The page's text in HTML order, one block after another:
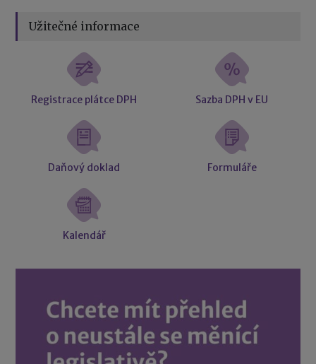
Užitečné informace
Registrace plátce DPH Sazba DPH v EU
Daňový doklad Formuláře
Kalendář